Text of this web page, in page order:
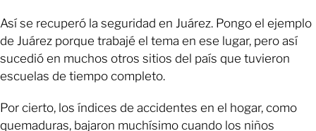
Así se recuperó la seguridad en Juárez. Pongo el ejemplo
de Juárez porque trabajé el tema en ese lugar, pero así
sucedió en muchos otros sitios del país que tuvieron
escuelas de tiempo completo.
Por cierto, los índices de accidentes en el hogar, como
quemaduras, bajaron muchísimo cuando los niños